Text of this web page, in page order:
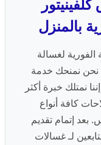
بالمنزل
لغسالة
نحن نمنحك خدمة
نمتلك خبرة أكثر
كافة أنواع
بعد إتمام تقديم
لـ غسالات